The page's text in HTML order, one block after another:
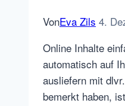
VonEva Zils 4.
Online Inhalte
automatisch auf
ausliefern mit
bemerkt haben,